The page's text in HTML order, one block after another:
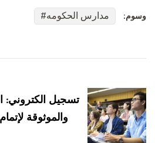
وسوم: مدارس الحكومه
بين
التدوينات
تسجيل الكتروني:
والموثوقة